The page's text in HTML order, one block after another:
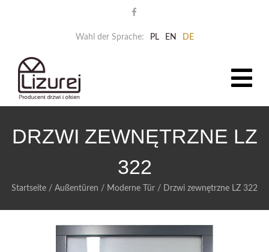
Wahl der Sprache: PL EN DE
DRZWI ZEWNĘTRZNE LZ
322
Startseite / Außentüren / Moderne Tür / Drzwi zewnętrzne LZ 322